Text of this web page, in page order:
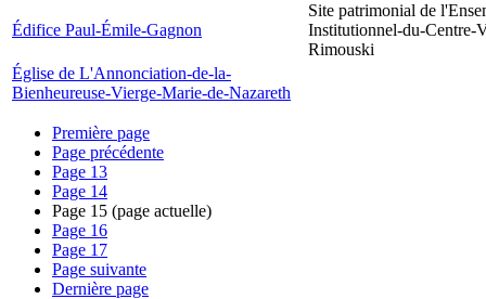
Édifice Paul-Émile-Gagnon
Site patrimonial de
Institutionnel-du-Centre-
Rimouski
Église de L'Annonciation-de-la-
Bienheureuse-Vierge-Marie-de-Nazareth
Première page
Page précédente
Page 13
Page 14
Page 15 (page actuelle)
Page 16
Page 17
Page suivante
Dernière page